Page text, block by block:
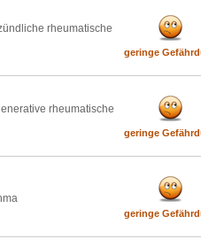
rheumatische
geringe
rheumatische
geringe
geringe